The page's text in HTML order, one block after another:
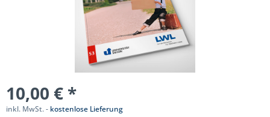
10,00 € *
inkl. MwSt. - kostenlose Lieferung